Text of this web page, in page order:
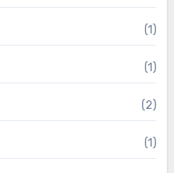
(1)
(1)
(2)
(1)